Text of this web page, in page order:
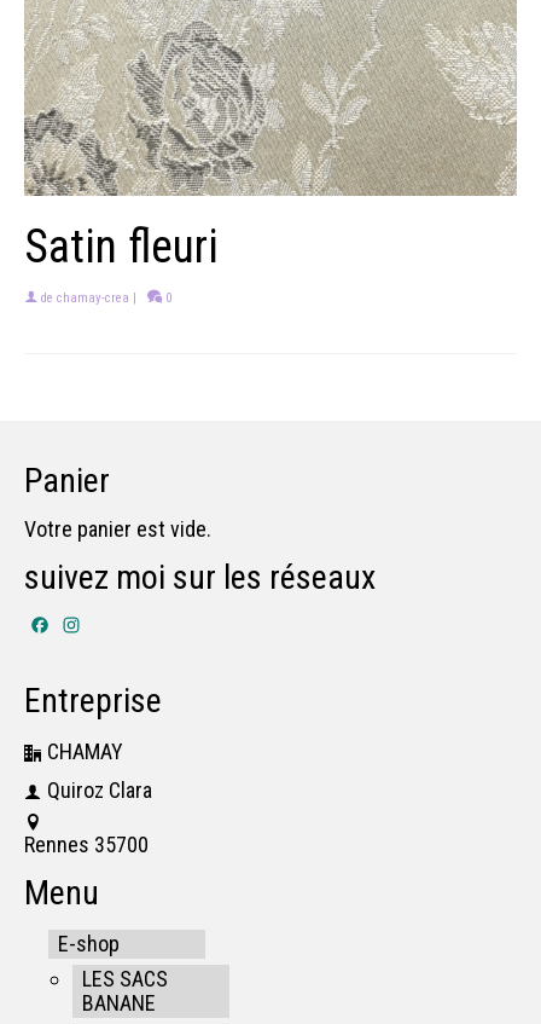
Satin fleuri
de chamay-crea | 0
Panier
Votre panier est vide.
suivez moi sur les réseaux
Facebook
Entreprise
CHAMAY
Quiroz Clara
Rennes 35700
Menu
E-shop
LES SACS
BANANE